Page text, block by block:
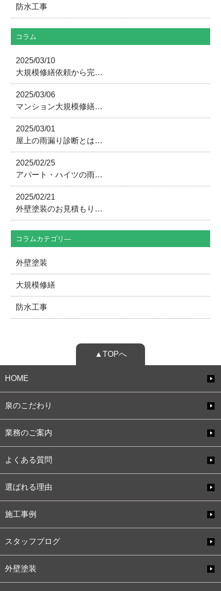
防水工事
コラム
2025/03/10
大規模修繕依頼から完…
2025/03/06
マンション大規模修繕…
2025/03/01
屋上の雨漏り診断とは…
2025/02/25
アパート・ハイツの雨…
2025/02/21
外壁塗装のお見積もり…
コラムカテゴリ―
外壁塗装
大規模修繕
防水工事
▲TOPへ
HOME
泉のこだわり
業務のご案内
よくある質問
選ばれる理由
施工事例
スタッフブログ
外壁塗装